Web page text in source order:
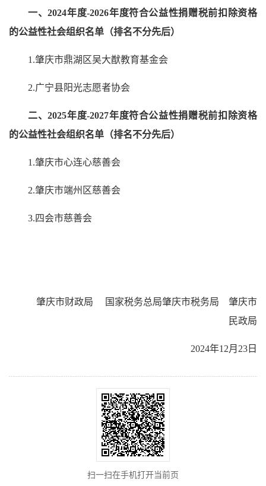
一、2024年度-2026年度符合公益性捐赠税前扣除资格
的公益性社会组织名单（排名不分先后）
1.肇庆市鼎湖区吴大猷教育基金会
2.广宁县阳光志愿者协会
二、2025年度-2027年度符合公益性捐赠税前扣除资格
的公益性社会组织名单（排名不分先后）
1.肇庆市心连心慈善会
2.肇庆市端州区慈善会
3.四会市慈善会
肇庆市财政局 国家税务总局肇庆市税务局 肇庆市
民政局
2024年12月23日
扫一扫在手机打开当前页